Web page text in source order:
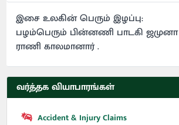
இசை உலகின் பெரும் இழப்பு:
பழம்பெரும் பின்னணி பாடகி ஜமுனா
ராணி காலமானார் .
வர்த்தக வியாபாரங்கள்
Accident & Injury Claims